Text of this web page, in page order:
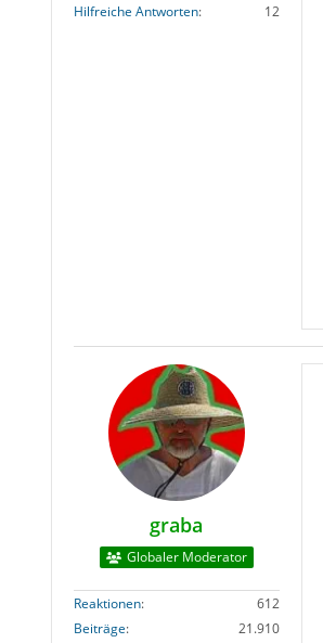
Hilfreiche Antworten
12
graba
Globaler Moderator
Reaktionen
612
Beiträge
21.910